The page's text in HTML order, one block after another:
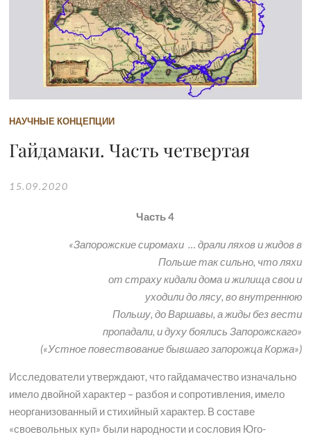
НАУЧНЫЕ КОНЦЕПЦИИ
Гайдамаки. Часть четвертая
15.09.2020
Часть 4
«Запорожские сиромахи … драли ляхов и жидов в
Польше так сильно, что ляхи
от страху кидали дома и жилища свои и
уходили до лясу, во внутреннюю
Польшу, до Варшавы, а жиды без вести
пропадали, и духу боялись Запорожскаго»
(«Устное повествование бывшаго запорожца Коржа»)
Исследователи утверждают, что гайдамачество изначально
имело двойной характер – разбоя и сопротивления, имело
неорганизованный и стихийный характер. В составе
«своевольных куп» были народности и сословия Юго-